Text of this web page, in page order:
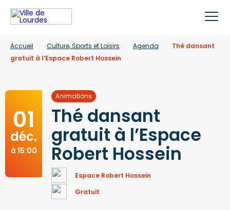
Accueil Culture, Sports et Loisirs Agenda
Thé dansant
gratuit à l’Espace Robert Hossein
01
déc.
à 15:00
Animations
Thé dansant
gratuit à l’Espace
Robert Hossein
Espace Robert Hossein
Gratuit